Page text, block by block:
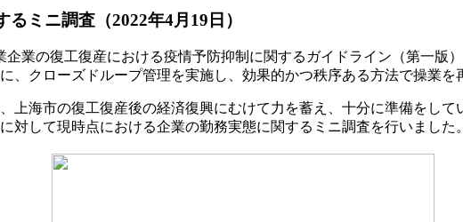
ミニ調査（2022年4月19日）
業の復工復産における疫情予防抑制に関するガイドライン（第一版
、クローズドループ管理を実施し、効果的かつ秩序ある方法で操業を
上海市の復工復産後の経済復興にむけて力を蓄え、十分に準備をし
対して現時点における企業の勤務実態に関するミニ調査を行いました